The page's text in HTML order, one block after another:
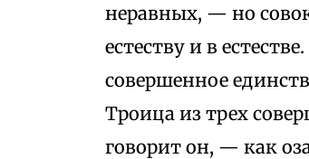
неравных, — но
естеству и в
совершенное
Троица из трех
говорит он, — как